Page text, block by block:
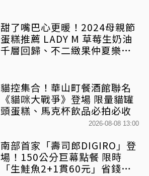
甜了嘴巴心更暖！2024母親節
蛋糕推薦 LADY M 草莓生奶油
千層回歸、不二緻果仲夏樂園
貓控集合！華山町餐酒館聯名
《貓咪大戰爭》登場 限量貓罐
頭蛋糕、馬克杯飲品必拍必收
2026-08-08 13:00
南部首家「壽司郎DIGIRO」登
場！150公分巨幕點餐 限時
「生鮭魚2+1貫60元」省錢攻